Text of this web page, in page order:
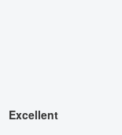
Excellent